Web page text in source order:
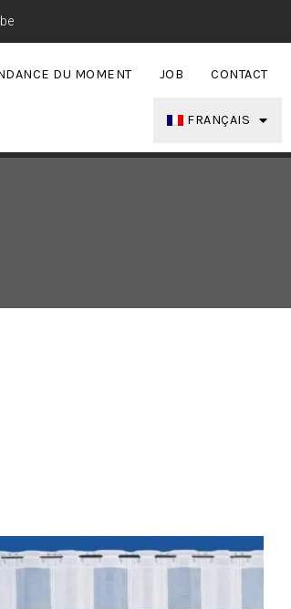
DU MOMENT JOB CONTACT
FRANÇAIS